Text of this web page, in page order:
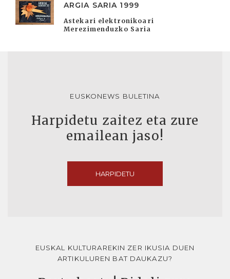
ARGIA SARIA 1999
Astekari elektronikoari
Merezimenduzko Saria
EUSKONEWS BULETINA
Harpidetu zaitez eta zure
emailean jaso!
HARPIDETU
EUSKAL KULTURAREKIN ZER IKUSIA DUEN
ARTIKULUREN BAT DAUKAZU?